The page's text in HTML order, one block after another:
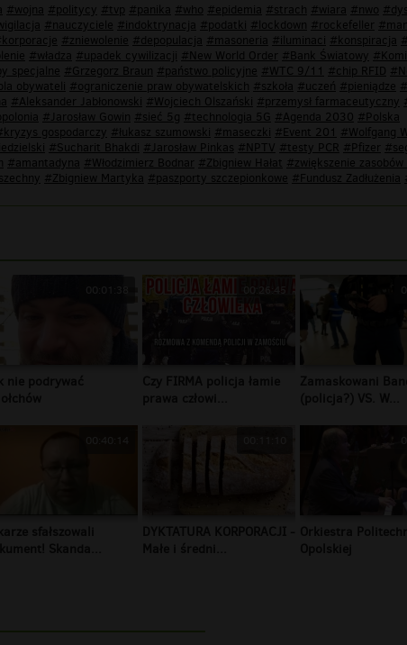
#wojna #politycy #tvp #panika #who #epidemia #strach #wiara #nwo
#nauczyciele #indoktrynacja #podatki #lockdown #rockefeller
#zniewolenie #depopulacja #masoneria #iluminaci #konspiracja
#władza #upadek cywilizacji #New World Order #Bank Światowy
specjalne #Grzegorz Braun #państwo policyjne #WTC 9/11 #chip RFID
obywateli #ograniczenie praw obywatelskich #szkoła #uczeń #pieniądze
#Aleksander Jabłonowski #Wojciech Olszański #przemysł farmaceutyczny
#Jarosław Gowin #sieć 5g #technologia 5G #Agenda 2030 #Polska
gospodarczy #łukasz szumowski #maseczki #Event 201 #Wolfgang
#Sucharit Bhakdi #Jarosław Pinkas #NPTV #testy PCR #Pfizer
#amantadyna #Włodzimierz Bodnar #Zbigniew Hałat #zwiększenie zasobów
#Zbigniew Martyka #paszporty szczepionkowe #Fundusz Zadłużenia